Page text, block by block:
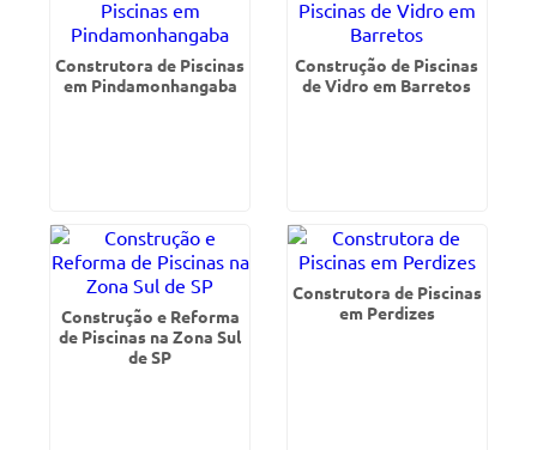
Construtora de Piscinas
em Pindamonhangaba
Construção de Piscinas
de Vidro em Barretos
Construção e Reforma
de Piscinas na Zona Sul
de SP
Construtora de Piscinas
em Perdizes